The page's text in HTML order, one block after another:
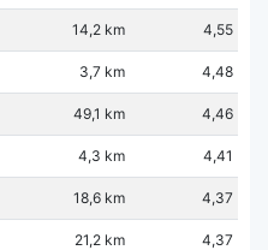
14,2 km 4,55
3,7 km 4,48
49,1 km 4,46
4,3 km 4,41
18,6 km 4,37
21,2 km 4,37